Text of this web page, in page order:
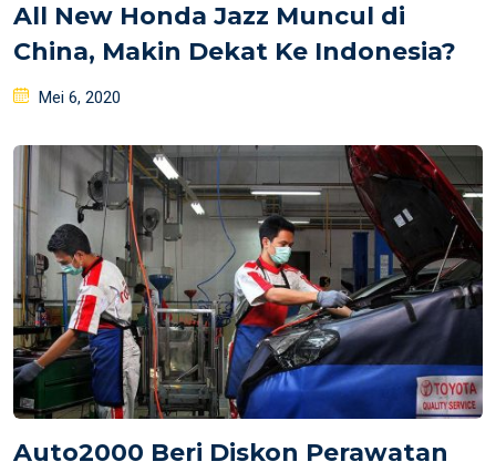
All New Honda Jazz Muncul di
China, Makin Dekat Ke Indonesia?
Posted
Mei 6, 2020
Auto2000 Beri Diskon Perawatan